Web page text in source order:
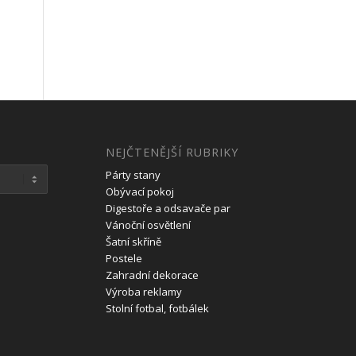
NEJČTENĚJŠÍ RUBRIKY
Párty stany
Obývací pokoj
Digestoře a odsavače par
Vánoční osvětlení
Šatní skříně
Postele
Zahradní dekorace
Výroba reklamy
Stolní fotbal, fotbálek